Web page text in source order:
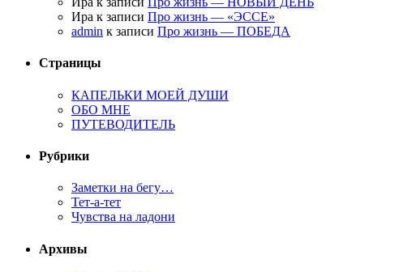
Ира к записи Про жизнь — «ЭССЕ»
admin к записи Про жизнь — ПОБЕДА
Страницы
КАПЕЛЬКИ МОЕЙ ДУШИ
ОБО МНЕ
ПУТЕВОДИТЕЛЬ
Рубрики
Заметки на бегу…
Тет-а-тет
Чувства на ладони
Архивы